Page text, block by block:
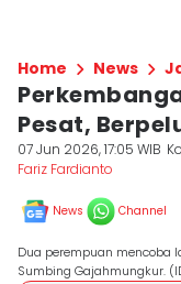
Home News
Pesat,
07 Jun 2026, 17:05 WIB
Fariz Fardianto
News Channel
Dua perempuan mencoba
Sumbing Gajahmungkur.